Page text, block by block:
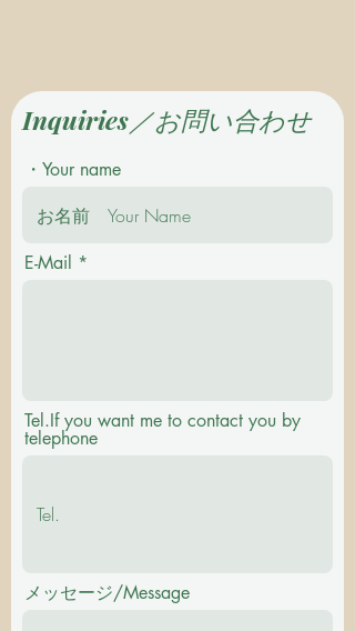
Inquiries／お問い合わせ
・Your name
E-Mail
Tel.If you want me to contact you by
telephone
メッセージ/Message